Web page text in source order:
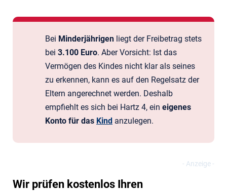
Bei Minderjährigen liegt der Freibetrag stets
bei 3.100 Euro. Aber Vorsicht: Ist das
Vermögen des Kindes nicht klar als seines
zu erkennen, kann es auf den Regelsatz der
Eltern angerechnet werden. Deshalb
empfiehlt es sich bei Hartz 4, ein eigenes
Konto für das Kind anzulegen.
Wir prüfen kostenlos Ihren